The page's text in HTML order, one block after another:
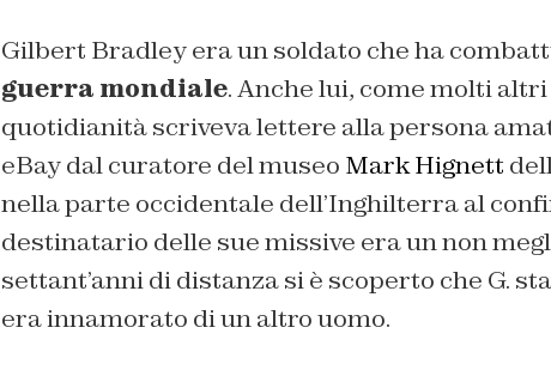
Gilbert Bradley era un soldato che ha
guerra mondiale. Anche lui, come molti
quotidianità scriveva lettere alla persona
eBay dal curatore del museo Mark Hignett
nella parte occidentale dell’Inghilterra al
destinatario delle sue missive era un non
settant’anni di distanza si è scoperto che G.
era innamorato di un altro uomo.